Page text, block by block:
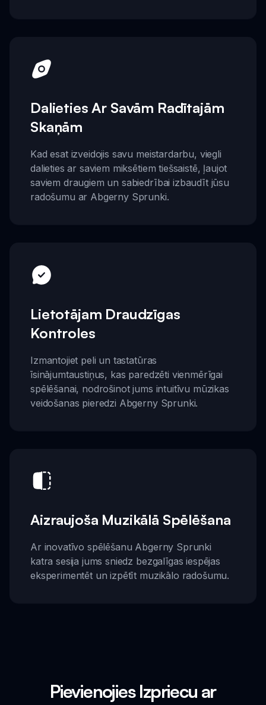
Dalieties Ar Savām Radītajām
Skaņām
Kad esat izveidojis savu meistardarbu, viegli
dalieties ar saviem miksētiem tiešsaistē, ļaujot
saviem draugiem un sabiedrībai izbaudīt jūsu
radošumu ar Abgerny Sprunki.
Lietotājam Draudzīgas
Kontroles
Izmantojiet peli un tastatūras
īsinājumtaustiņus, kas paredzēti vienmērīgai
spēlēšanai, nodrošinot jums intuitīvu mūzikas
veidošanas pieredzi Abgerny Sprunki.
Aizraujoša Muzikālā Spēlēšana
Ar inovatīvo spēlēšanu Abgerny Sprunki
katra sesija jums sniedz bezgalīgas iespējas
eksperimentēt un izpētīt muzikālo radošumu.
Pievienojies Izpriecu ar